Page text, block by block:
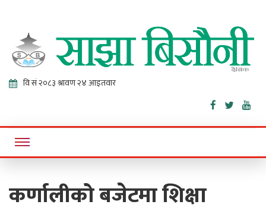
Sajha
Bisaunee
Online News Portal
कर्णालीको बजेटमा शिक्षा